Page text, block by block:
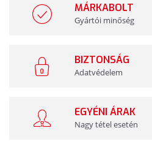
MÁRKABOLT
Gyártói minőség
BIZTONSÁG
Adatvédelem
EGYÉNI ÁRAK
Nagy tétel esetén